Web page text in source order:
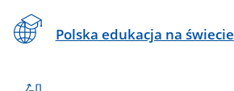
Polska edukacja na świecie